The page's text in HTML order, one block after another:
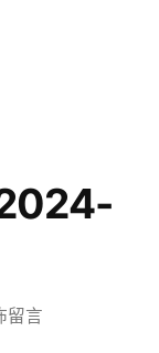
留言